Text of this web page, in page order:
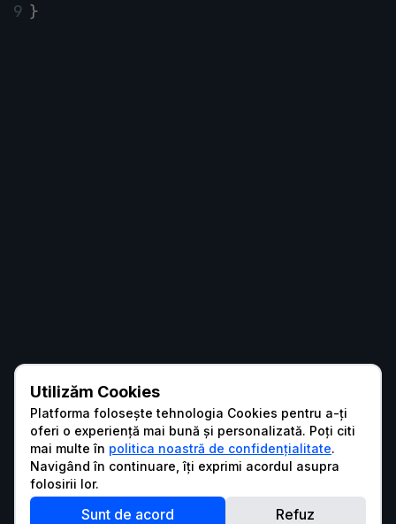
9 }
Utilizăm Cookies
Platforma folosește tehnologia Cookies pentru a-ți
oferi o experiență mai bună și personalizată. Poți citi
mai multe în politica noastră de confidențialitate.
Navigând în continuare, îți exprimi acordul asupra
folosirii lor.
Sunt de acord Refuz